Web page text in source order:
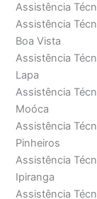
Assistência
Assistência
Boa Vista
Assistência
Lapa
Assistência
Moóca
Assistência
Pinheiros
Assistência
Ipiranga
Assistência